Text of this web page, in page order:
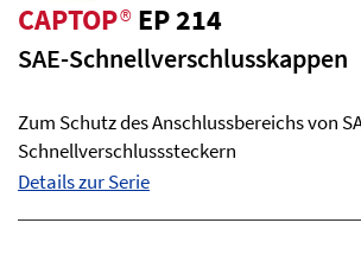
CAPTOP®EP 214
SAE-Schnellverschlusskappen
Zum Schutz des Anschlussbereichs von
Schnellverschlusssteckern
Details zur Serie